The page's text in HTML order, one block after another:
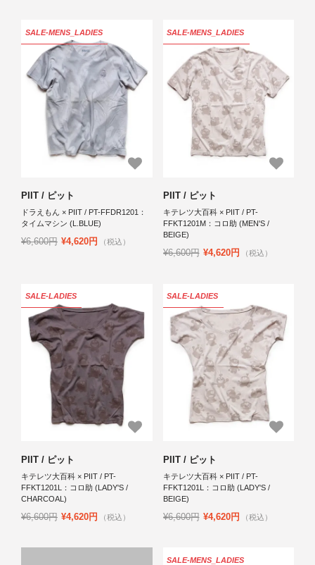
SALE-MENS_LADIES
PIIT / ピット
ドラえもん × PIIT / PT-FFDR1201：
タイムマシン (L.BLUE)
¥6,600円 ¥4,620円 （税込）
SALE-MENS_LADIES
PIIT / ピット
キテレツ大百科 × PIIT / PT-
FFKT1201M：コロ助 (MEN'S /
BEIGE)
¥6,600円 ¥4,620円 （税込）
SALE-LADIES
PIIT / ピット
キテレツ大百科 × PIIT / PT-
FFKT1201L：コロ助 (LADY'S /
CHARCOAL)
¥6,600円 ¥4,620円 （税込）
SALE-LADIES
PIIT / ピット
キテレツ大百科 × PIIT / PT-
FFKT1201L：コロ助 (LADY'S /
BEIGE)
¥6,600円 ¥4,620円 （税込）
SALE-MENS_LADIES